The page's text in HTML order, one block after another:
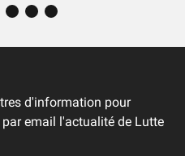
d'information pour
email l'actualité de Lutte